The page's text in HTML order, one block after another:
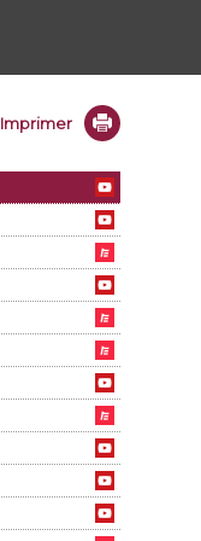
Imprimer